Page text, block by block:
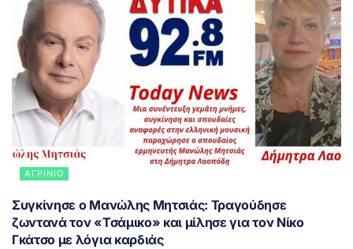
ΑΓΡΊΝΙΟ
Συγκίνησε ο Μανώλης Μητσιάς: Τραγούδησε
ζωντανά τον «Τσάμικο» και μίλησε για τον Νίκο
Γκάτσο με λόγια καρδιάς